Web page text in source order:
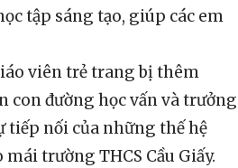
tập sáng tạo, giúp các em
viên trẻ trang bị thêm
con đường học vấn và trưởng
tiếp nối của những thế hệ
trường THCS Cầu Giấy.